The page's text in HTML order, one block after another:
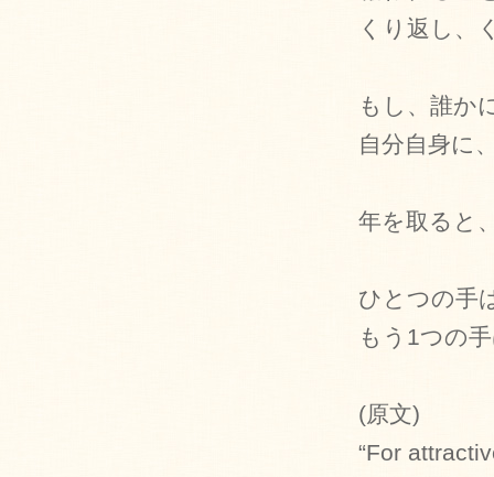
くり返し、
もし、誰か
自分自身に
年を取ると
ひとつの手
もう1つの
(原文)
“For